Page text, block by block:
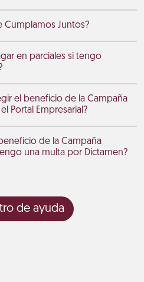
Cumplamos Juntos?
en parciales si tengo
el beneficio de la Campaña
Portal Empresarial?
de la Campaña
una multa por Dictamen?
de ayuda